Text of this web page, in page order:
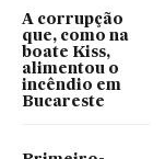
A corrupção
que, como na
boate Kiss,
alimentou o
incêndio em
Bucareste